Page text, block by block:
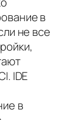
в
не все
IDE
в